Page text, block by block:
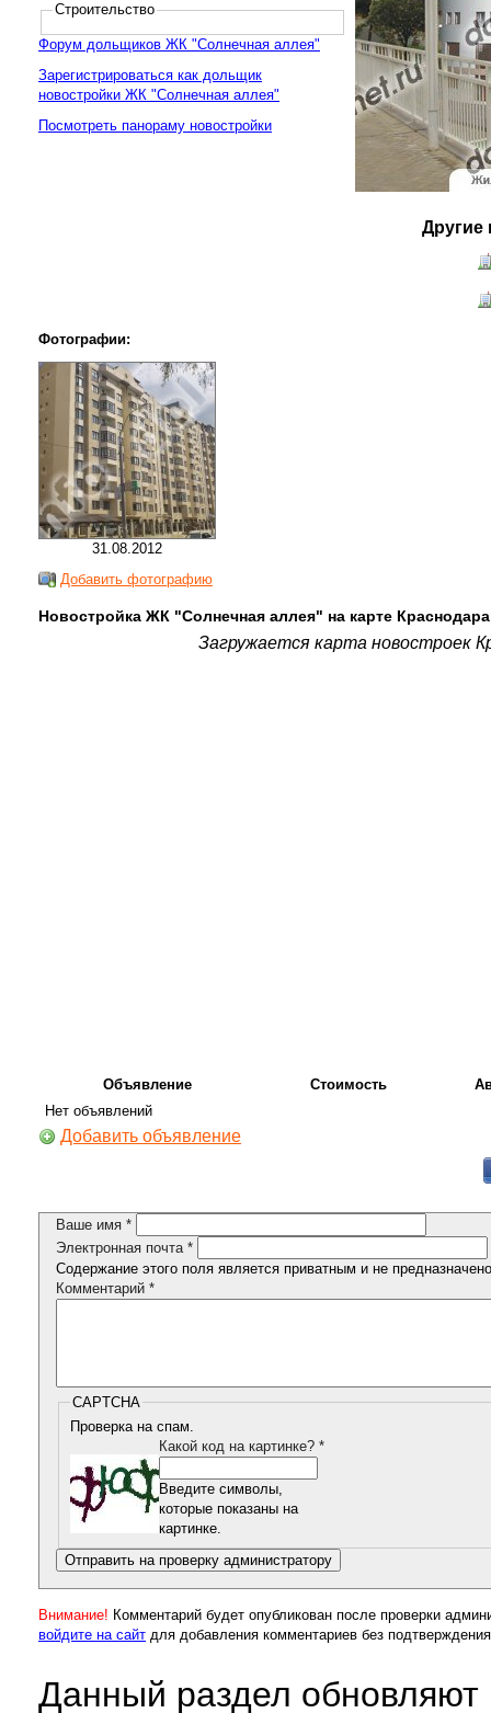
Другие
Строительство
Форум дольщиков ЖК "Солнечная аллея"
Зарегистрироваться как дольщик
новостройки ЖК "Солнечная аллея"
Посмотреть панораму новостройки
Фотографии:
31.08.2012
Добавить фотографию
Новостройка ЖК "Солнечная аллея" на карте
Загружается карта новостроек
Объявление Стоимость
Нет объявлений
Добавить объявление
Ваше имя *
Электронная почта *
Содержание этого поля является приватным и не
Комментарий *
CAPTCHA
Проверка на спам.
Какой код на картинке? *
Введите символы,
которые показаны на
картинке.
Внимание! Комментарий будет опубликован после проверки
войдите на сайт для добавления комментариев без
Данный раздел обновляют